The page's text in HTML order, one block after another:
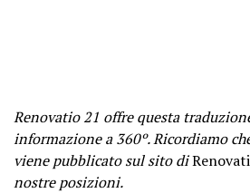
Renovatio 21 offre questa
informazione a 360º. Ricordiamo
viene pubblicato sul sito di
nostre posizioni.